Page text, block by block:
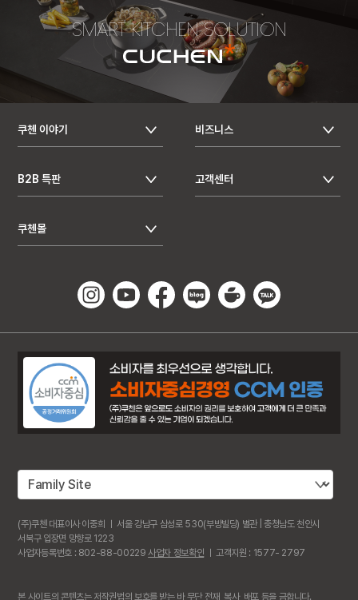
SMART KITCHEN SOLUTION
쿠첸 이야기 비즈니스
B2B 특판 고객센터
쿠첸몰
(주)쿠첸 대표이사 이중희 ㅣ 서울 강남구 삼성로 530(부방빌딩) 별관 | 충청남도 천안시
서북구 입장면 망향로 1223
사업자등록번호 : 802-88-00229사업자 정보확인 ㅣ 고객지원 : 1577- 2797
본 사이트의 콘텐츠는 저작권법의 보호를 받는 바 무단 전재, 복사, 배포 등을 금합니다.